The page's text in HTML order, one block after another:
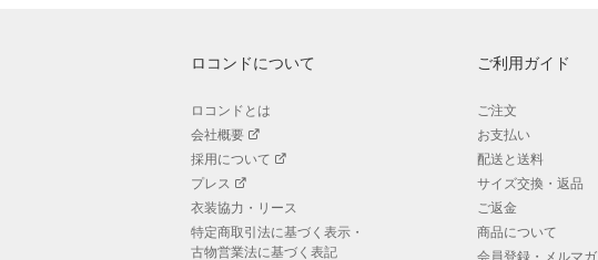
ロコンドについて
ロコンドとは
会社概要
採用について
プレス
衣装協力・リース
特定商取引法に基づく表示・
古物営業法に基づく表記
ご利用ガイド
ご注文
お支払い
配送と送料
サイズ交換・返品
ご返金
商品について
会員登録・メルマガ